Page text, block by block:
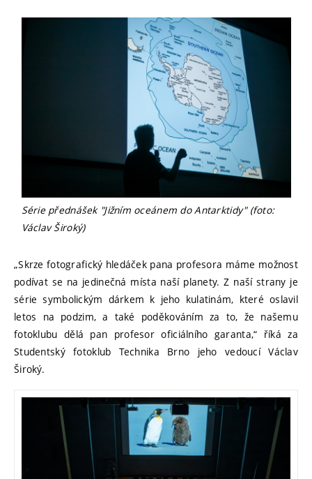
Série přednášek "Jižním oceánem do Antarktidy" (foto:
Václav Široký)
„Skrze fotografický hledáček pana profesora máme možnost
podívat se na jedinečná místa naší planety. Z naší strany je
série symbolickým dárkem k jeho kulatinám, které oslavil
letos na podzim, a také poděkováním za to, že našemu
fotoklubu dělá pan profesor oficiálního garanta,“ říká za
Studentský fotoklub Technika Brno jeho vedoucí Václav
Široký.